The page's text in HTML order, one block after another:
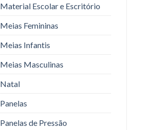
Material Escolar e Escritório
Meias Femininas
Meias Infantis
Meias Masculinas
Natal
Panelas
Panelas de Pressão